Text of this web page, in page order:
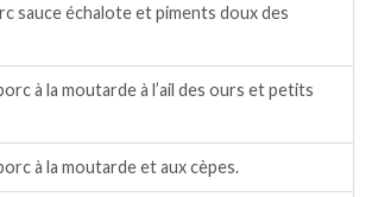
sauce échalote et piments doux des
à la moutarde à l’ail des ours et petits
à la moutarde et aux cèpes.